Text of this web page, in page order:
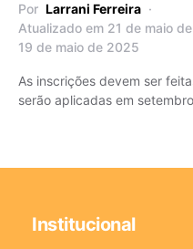
Por Larrani Ferreira
Atualizado em 21 de maio
19 de maio de 2025
As inscrições devem ser
serão aplicadas em
Institucional